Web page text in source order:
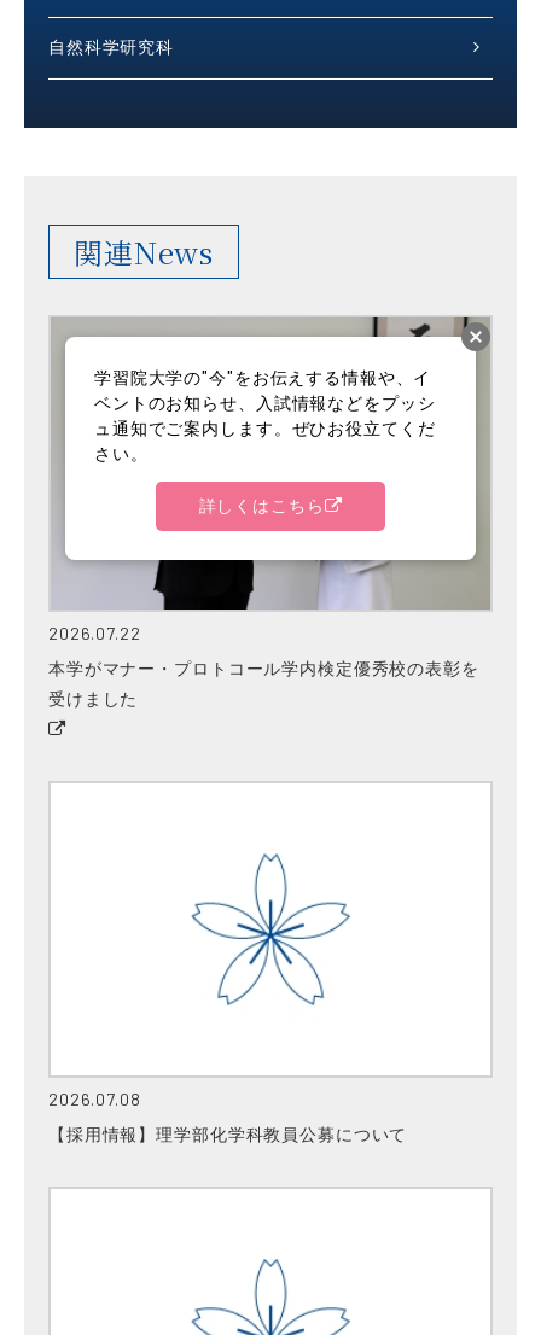
自然科学研究科
関連News
2026.07.22
本学がマナー・プロトコール学内検定優秀校の表彰を
受けました
2026.07.08
【採用情報】理学部化学科教員公募について
学習院大学の"今"をお伝えする情報や、イ
ベントのお知らせ、入試情報などをプッシ
ュ通知でご案内します。ぜひお役立てくだ
さい。
詳しくはこちら